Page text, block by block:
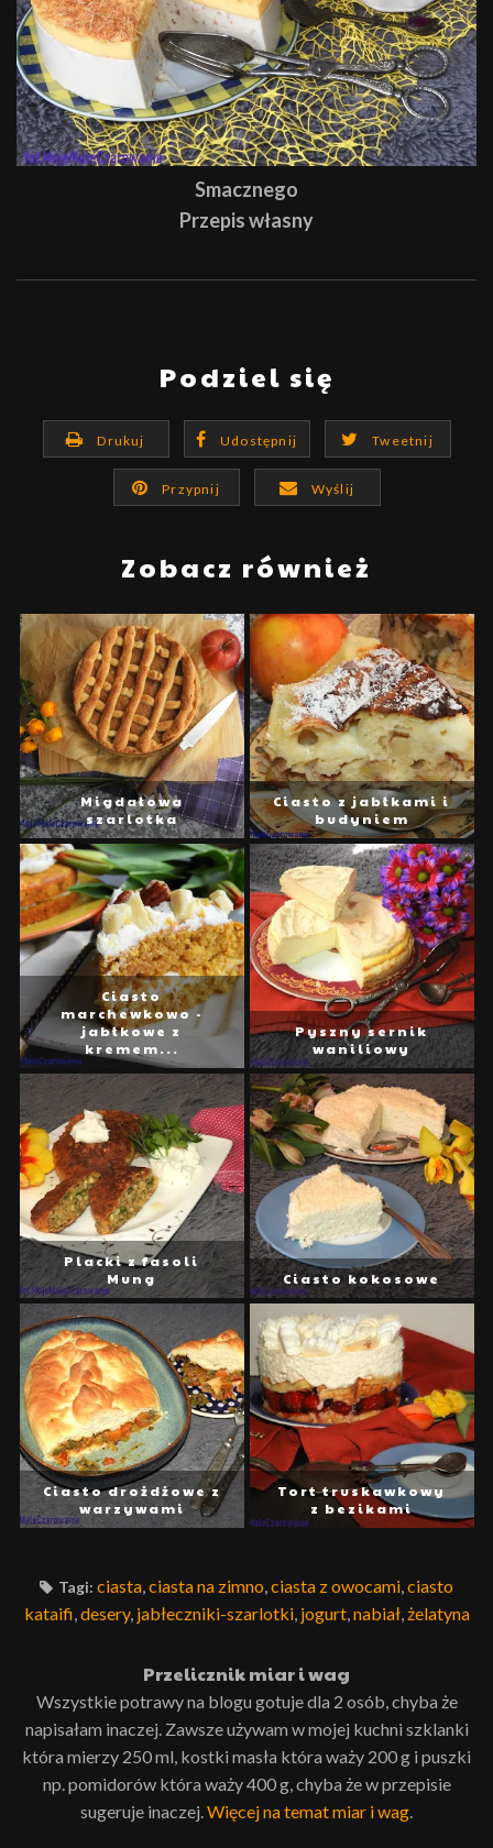
Smacznego
Przepis własny
Podziel się
Drukuj Udostępnij Tweetnij
Przypnij Wyślij
Zobacz również
Migdałowa
szarlotka
Ciasto z jabłkami i
budyniem
Ciasto
marchewkowo -
jabłkowe z
kremem...
Pyszny sernik
waniliowy
Placki z fasoli
Mung
Ciasto kokosowe
Ciasto drożdżowe z
warzywami
Tort truskawkowy
z bezikami
Tagi: ciasta,ciasta na zimno,ciasta z owocami,ciasto
kataifi,desery, jabłeczniki-szarlotki, jogurt,nabiał,żelatyna
Przelicznik miar i wag
Wszystkie potrawy na blogu gotuje dla 2 osób, chyba że
napisałam inaczej. Zawsze używam w mojej kuchni szklanki
która mierzy 250 ml, kostki masła która waży 200 g i puszki
np. pomidorów która waży 400 g, chyba że w przepisie
sugeruje inaczej.Więcej na temat miar i wag.